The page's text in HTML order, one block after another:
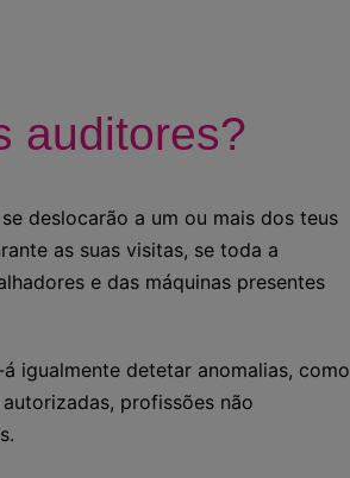
auditores?
deslocarão a um ou mais dos teus
as suas visitas, se toda a
e das máquinas presentes
igualmente detetar anomalias, como
profissões não